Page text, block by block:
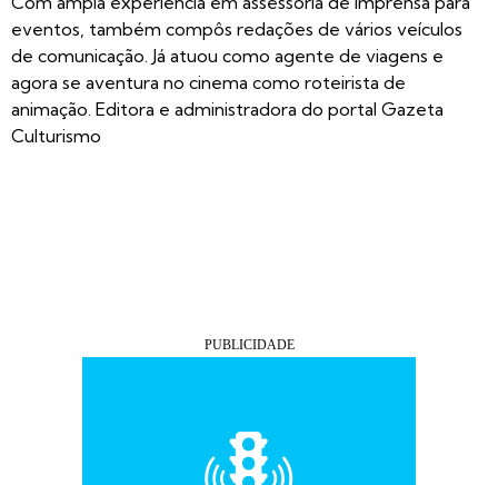
eventos, também compôs redações de vários veículos
de comunicação. Já atuou como agente de viagens e
agora se aventura no cinema como roteirista de
animação. Editora e administradora do portal Gazeta
Culturismo